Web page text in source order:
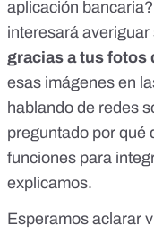
aplicación
interesará
gracias a tus fotos
esas imágenes en
hablando de redes
preguntado por qué
funciones para
explicamos.
Esperamos aclarar